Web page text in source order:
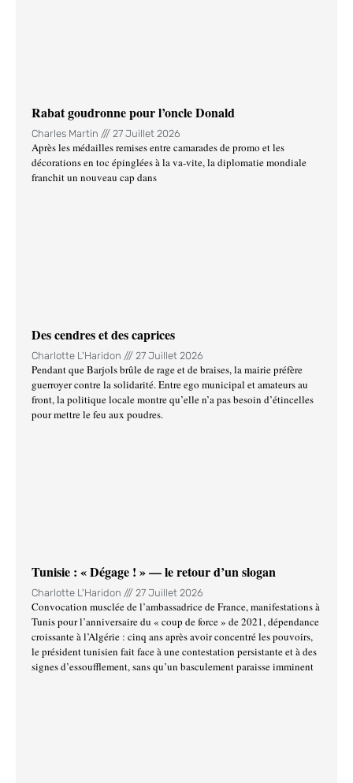
Rabat goudronne pour l’oncle Donald
Charles Martin 27 Juillet 2026
Après les médailles remises entre camarades de promo et les
décorations en toc épinglées à la va-vite, la diplomatie mondiale
franchit un nouveau cap dans
Des cendres et des caprices
Charlotte L'Haridon 27 Juillet 2026
Pendant que Barjols brûle de rage et de braises, la mairie préfère
guerroyer contre la solidarité. Entre ego municipal et amateurs au
front, la politique locale montre qu’elle n’a pas besoin d’étincelles
pour mettre le feu aux poudres.
Tunisie : « Dégage ! » — le retour d’un slogan
Charlotte L'Haridon 27 Juillet 2026
Convocation musclée de l’ambassadrice de France, manifestations à
Tunis pour l’anniversaire du « coup de force » de 2021, dépendance
croissante à l’Algérie : cinq ans après avoir concentré les pouvoirs,
le président tunisien fait face à une contestation persistante et à des
signes d’essoufflement, sans qu’un basculement paraisse imminent